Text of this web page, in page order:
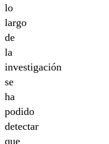
lo
largo
de
la
investigación
se
ha
podido
detectar
que